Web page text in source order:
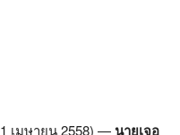
เมษายน 2558) — นายเจอ